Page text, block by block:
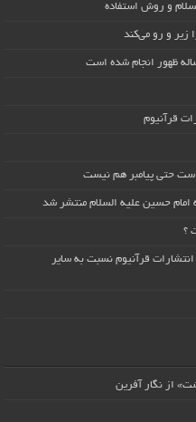
و روش استفاده
و رو می‌کند
ظهور انجام شده است
قرآنیوم
حتی پیامبر هم نیست
امام حسین علیه السلام منتشر شد
؟
قرآنیوم نسبت به سایر
از نگار آفرین